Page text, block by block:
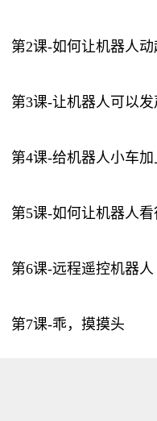
第2课-如何让机器人动
第3课-让机器人可以发
第4课-给机器人小车
第5课-如何让机器人看
第6课-远程遥控机器人
第7课-乖，摸摸头